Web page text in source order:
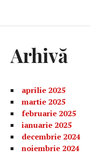
Arhivă
aprilie 2025
martie 2025
februarie 2025
ianuarie 2025
decembrie 2024
noiembrie 2024